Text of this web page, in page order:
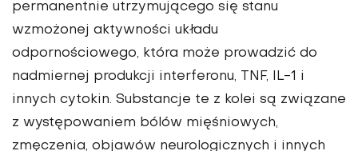
permanentnie utrzymującego się stanu
wzmożonej aktywności układu
odpornościowego, która może prowadzić do
nadmiernej produkcji interferonu, TNF, IL-1 i
innych cytokin. Substancje te z kolei są związane
z występowaniem bólów mięśniowych,
zmęczenia, objawów neurologicznych i innych